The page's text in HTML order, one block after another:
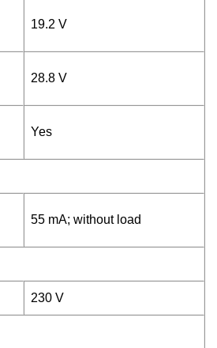
19.2 V
28.8 V
Yes
55 mA; without load
230 V